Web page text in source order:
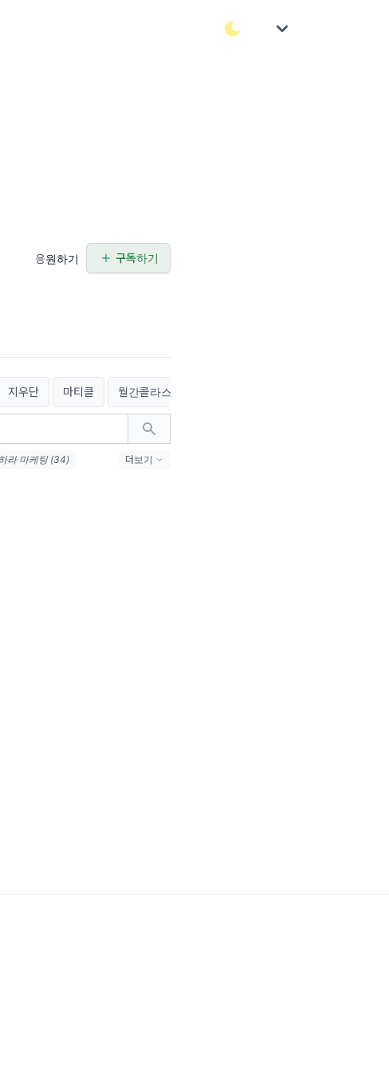
응원하기 구독하기
지우단 마티클 월간콜라스테이션
라 마케팅 (34)
더보기